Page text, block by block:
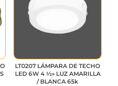
LT0207 LÁMPARA DE TECHO
LED 6W 4 ½» LUZ AMARILLA
/ BLANCA 65k